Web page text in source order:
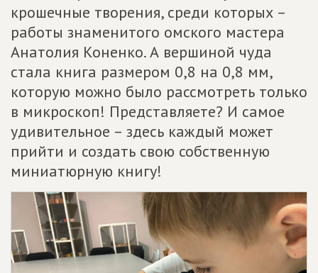
крошечные творения, среди которых –
работы знаменитого омского мастера
Анатолия Коненко. А вершиной чуда
стала книга размером 0,8 на 0,8 мм,
которую можно было рассмотреть только
в микроскоп! Представляете? И самое
удивительное – здесь каждый может
прийти и создать свою собственную
миниатюрную книгу!